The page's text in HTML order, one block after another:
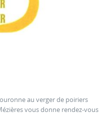
au verger de poiriers
vous donne rendez-vous